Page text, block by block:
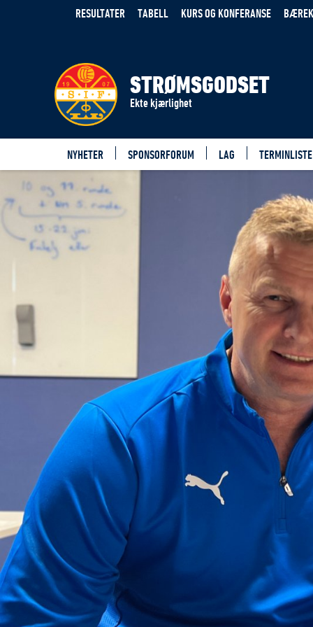
RESULTATER TABELL KURS OG KONFERANSE
STRØMSGODSET
Ekte kjærlighet
NYHETER SPONSORFORUM LAG TERMINLISTE